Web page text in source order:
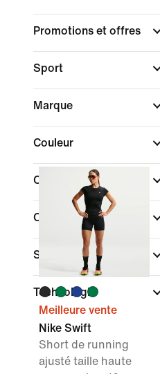
Promotions et offres
Sport
Marque
Couleur
Collections
Caractéristiques
Style
Technologie
Meilleure vente
Nike Swift
Short de running
ajusté taille haute